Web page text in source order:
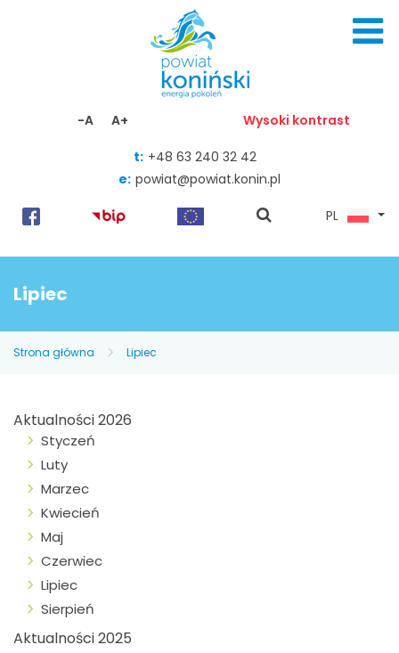
-A A+ Wysoki kontrast
t: +48 63 240 32 42
e: powiat@powiat.konin.pl
pokaż
PL
Lipiec
Strona główna Lipiec
Aktualności 2026
Styczeń
Luty
Marzec
Kwiecień
Maj
Czerwiec
Lipiec
Sierpień
Aktualności 2025